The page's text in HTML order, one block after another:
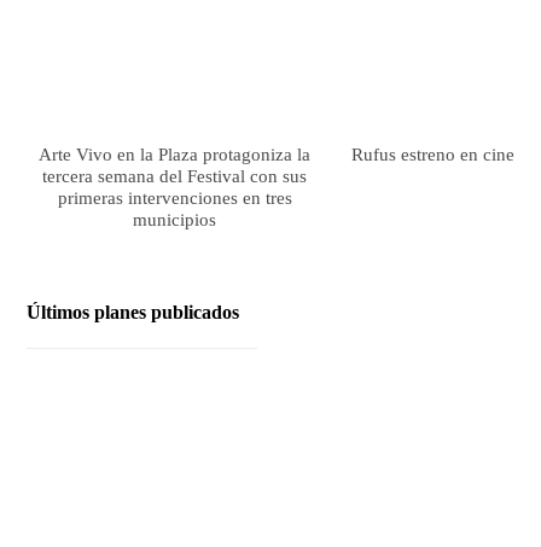
Arte Vivo en la Plaza protagoniza la
tercera semana del Festival con sus
primeras intervenciones en tres
municipios
Rufus estreno en cines
Últimos planes publicados